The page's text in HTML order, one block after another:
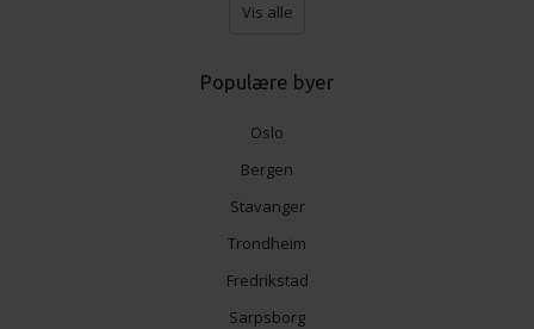
Vis alle
Populære byer
Oslo
Bergen
Stavanger
Trondheim
Fredrikstad
Sarpsborg